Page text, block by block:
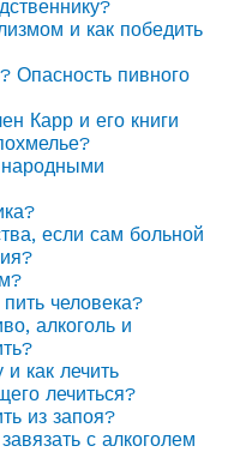
и как победить
Опасность пивного
Карр и его книги
народными
если сам больной
человека?
алкоголь и
и как лечить
лечиться?
из запоя?
с алкоголем